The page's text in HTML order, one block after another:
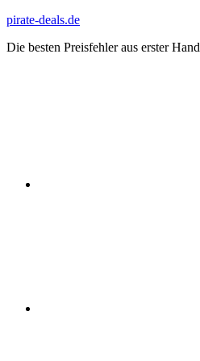
Zum
springen
pirate-deals.de
Die besten Preisfehler aus erster Hand